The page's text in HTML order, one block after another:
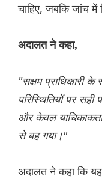
चाहिए, जबकि जांच में
अदालत ने कहा,
"सक्षम प्राधिकारी
परिस्थितियों पर सही
और केवल
से बह गया।"
अदालत ने कहा कि यह